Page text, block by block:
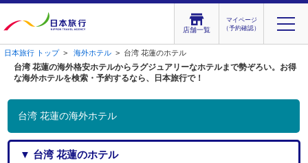
店舗一覧
マイページ
（予約確認）
日本旅行 トップ > 海外ホテル > 台湾 花蓮のホテル
台湾 花蓮の海外格安ホテルからラグジュアリーなホテルまで勢ぞろい。お得
な海外ホテルを検索・予約するなら、日本旅行で！
台湾 花蓮の海外ホテル
▼ 台湾 花蓮のホテル